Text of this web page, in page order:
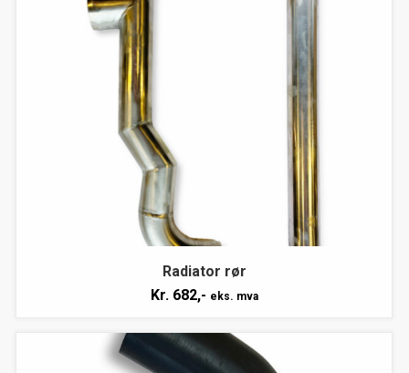
Radiator rør
Kr. 682,- eks. mva